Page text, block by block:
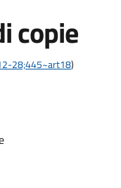
copie
28;445~art18)